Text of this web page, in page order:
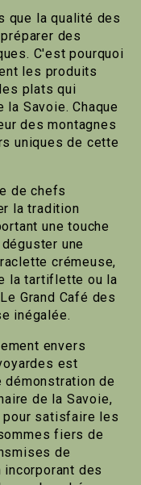
que la qualité des
des
C'est pourquoi
les produits
plats qui
Savoie. Chaque
des montagnes
uniques de cette
de chefs
la tradition
une touche
une
crémeuse,
la tartiflette ou la
Grand Café des
inégalée.
envers
est
démonstration de
de la Savoie,
pour satisfaire les
fiers de
de
incorporant des